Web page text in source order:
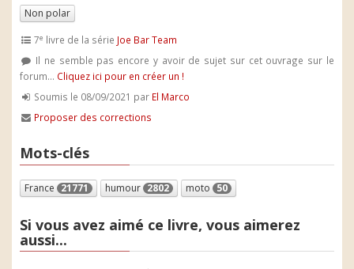
Non polar
7e livre de la série Joe Bar Team
Il ne semble pas encore y avoir de sujet sur cet ouvrage sur le
forum... Cliquez ici pour en créer un !
Soumis le 08/09/2021 par El Marco
Proposer des corrections
Mots-clés
France 21771 humour 2802 moto 50
Si vous avez aimé ce livre, vous aimerez
aussi...